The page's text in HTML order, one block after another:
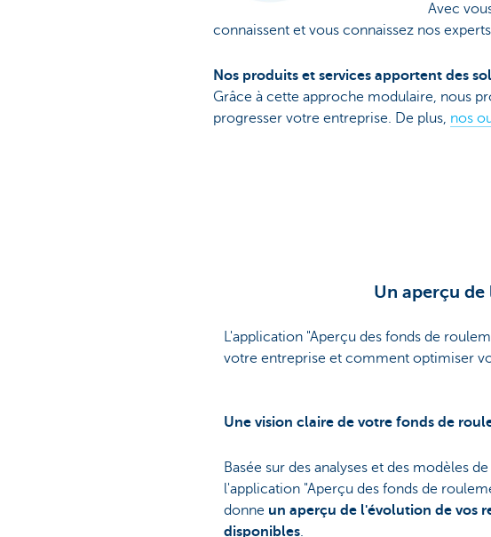
Avec
connaissent et vous connaissez nos
Nos produits et services apportent des
Grâce à cette approche modulaire, nous
progresser votre entreprise. De plus, nos
Un aperçu
L'application "Aperçu des fonds de
votre entreprise et comment optimiser
Une vision claire de votre fonds de
Basée sur des analyses et des modèles de
l'application "Aperçu des fonds de
donne un aperçu de l'évolution de vos
disponibles